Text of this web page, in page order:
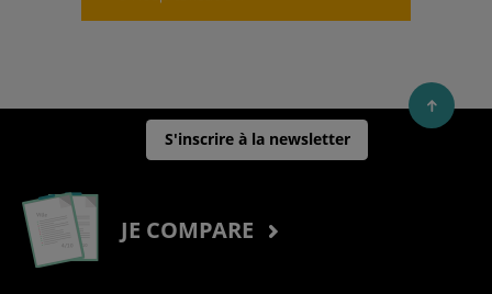
S'inscrire à la newsletter
JE COMPARE